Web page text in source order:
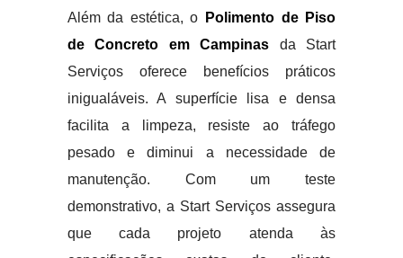
Além da estética, o
Polimento de Piso
de Concreto em Campinas da Start
Serviços oferece benefícios práticos
inigualáveis. A superfície lisa e densa
facilita a limpeza, resiste ao tráfego
pesado e diminui a necessidade de
manutenção. Com um teste
demonstrativo, a Start Serviços assegura
que cada projeto atenda às